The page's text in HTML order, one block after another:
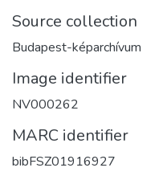
Source collection
Budapest-képarchívum
Image identifier
NV000262
MARC identifier
bibFSZ01916927